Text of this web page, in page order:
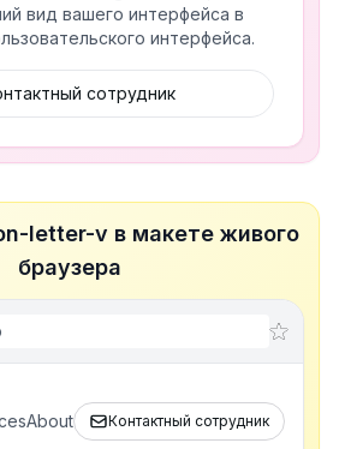
вид вашего интерфейса в
интерфейса.
сотрудник
letter-v в макете живого
браузера
About Контактный сотрудник